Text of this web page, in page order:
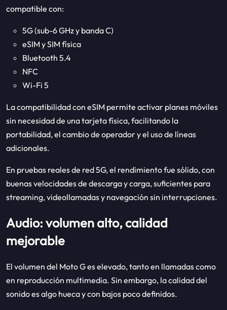
compatible con:
5G (sub-6 GHz y banda C)
eSIM y SIM física
Bluetooth 5.4
NFC
Wi-Fi 5
La compatibilidad con eSIM permite activar planes móviles
sin necesidad de una tarjeta física, facilitando la
portabilidad, el cambio de operador y el uso de líneas
adicionales.
En pruebas reales de red 5G, el rendimiento fue sólido, con
buenas velocidades de descarga y carga, suficientes para
streaming, videollamadas y navegación sin interrupciones.
Audio: volumen alto, calidad
mejorable
El volumen del Moto G es elevado, tanto en llamadas como
en reproducción multimedia. Sin embargo, la calidad del
sonido es algo hueca y con bajos poco definidos.